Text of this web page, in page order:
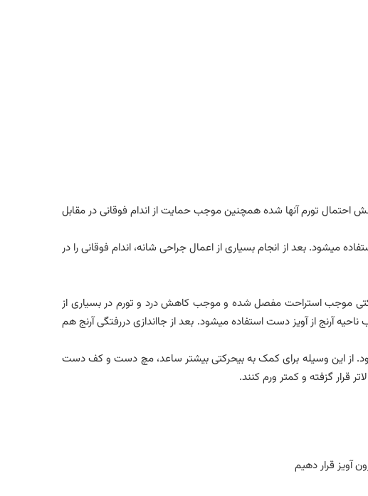
احتمال تورم آنها شده همچنین موجب حمایت از اندام فوقانی در مقابل
میشود. بعد از انجام بسیاری از اعمال جراحی شانه، اندام فوقانی را در
مفصل آرنج را در ۹۰ درجه زاویه بیحرکت میکند. این بیحرکتی موجب استراحت مفصل شده و موجب کاهش درد و تورم در بسیاری از
آرنج از آویز دست استفاده میشود. بعد از جااندازی دررفتگی آرنج هم
از این وسیله برای کمک به بیحرکتی بیشتر ساعد، مچ دست و کف دست
گزفته و کمتر ورم کنند.